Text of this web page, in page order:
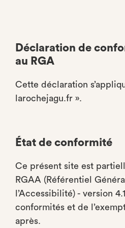
Déclaration de
au RGA
Cette déclaration
larochejagu.fr ».
État de conformité
Ce présent site est
RGAA (Référentiel
l’Accessibilité) - version
conformités et de
après.